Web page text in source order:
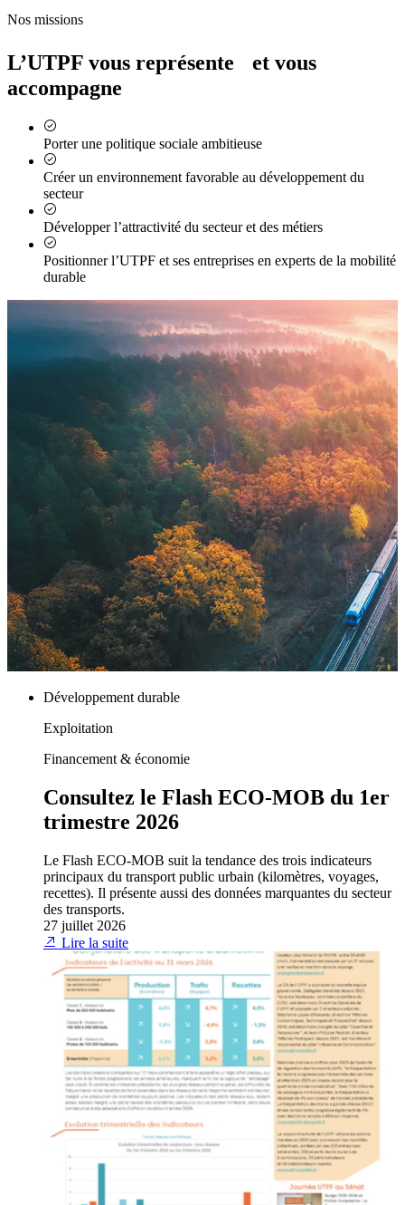
Nos missions
L’UTPF vous représente et vous
accompagne
Porter une politique sociale ambitieuse
Créer un environnement favorable au développement du
secteur
Développer l’attractivité du secteur et des métiers
Positionner l’UTPF et ses entreprises en experts de la mobilité
durable
Développement durable
Exploitation
Financement & économie
Consultez le Flash ECO-MOB du 1er
trimestre 2026
Le Flash ECO-MOB suit la tendance des trois indicateurs
principaux du transport public urbain (kilomètres, voyages,
recettes). Il présente aussi des données marquantes du secteur
des transports.
27 juillet 2026
Lire la suite